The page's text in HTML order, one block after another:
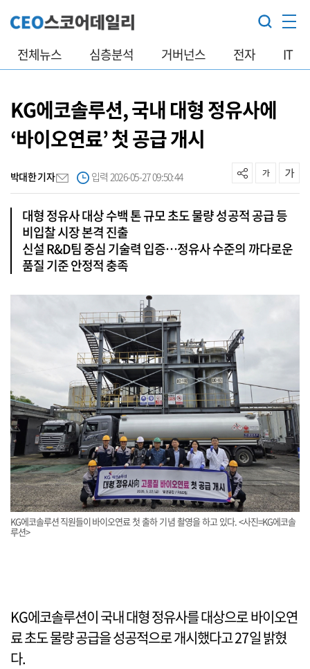
전체뉴스 심층분석 거버넌스 전자 IT
KG에코솔루션, 국내 대형 정유사에
‘바이오연료’ 첫 공급 개시
박대한 기자 입력 2026-05-27 09:50:44
대형 정유사 대상 수백 톤 규모 초도 물량 성공적 공급 등
비입찰 시장 본격 진출
신설 R&D팀 중심 기술력 입증…정유사 수준의 까다로운
품질 기준 안정적 충족
KG에코솔루션 직원들이 바이오연료 첫 출하 기념 촬영을 하고 있다. <사진=KG에코솔
루션>
KG에코솔루션이 국내 대형 정유사를 대상으로 바이오연
료 초도 물량 공급을 성공적으로 개시했다고 27일 밝혔
다.